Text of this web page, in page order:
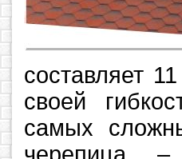
составляет
своей
самых